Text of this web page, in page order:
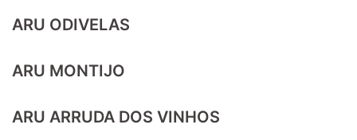
ARU ODIVELAS
ARU MONTIJO
ARU ARRUDA DOS VINHOS